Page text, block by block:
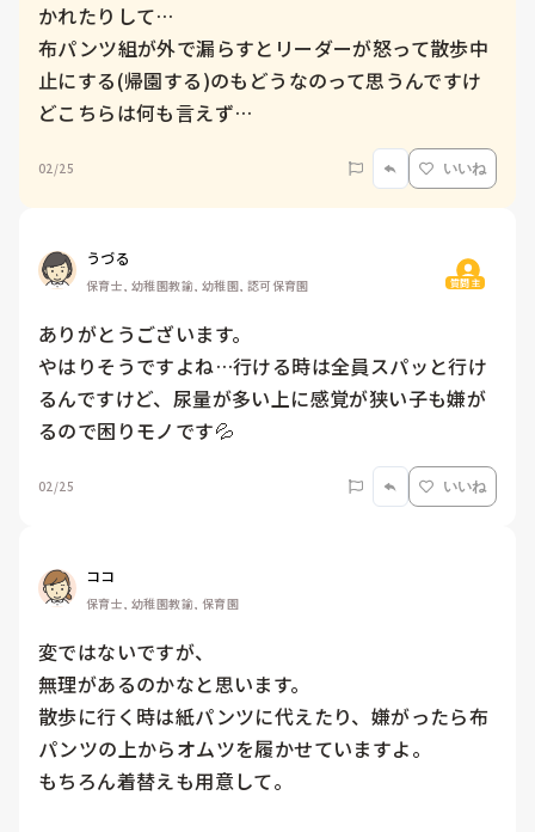
かれたりして…
布パンツ組が外で漏らすとリーダーが怒って散歩中
止にする(帰園する)のもどうなのって思うんですけ
どこちらは何も言えず…
02/25 いいね
うづる
保育士, 幼稚園教諭, 幼稚園, 認可保育園 質問主
ありがとうございます。
やはりそうですよね…行ける時は全員スパッと行け
るんですけど、尿量が多い上に感覚が狭い子も嫌が
るので困りモノです💦
02/25 いいね
ココ
保育士, 幼稚園教諭, 保育園
変ではないですが、
無理があるのかなと思います。
散歩に行く時は紙パンツに代えたり、嫌がったら布
パンツの上からオムツを履かせていますよ。
もちろん着替えも用意して。